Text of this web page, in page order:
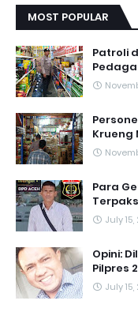
MOST POPULAR
Patroli
Krueng
Para
July
Opini:
Pilpres
July